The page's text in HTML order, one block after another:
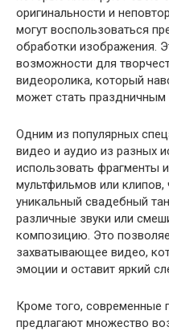
оригинальности и
могут воспользоваться
обработки изображения.
возможности для
видеоролика, который
может стать
Одним из популярных
видео и аудио из разных
использовать фрагменты
мультфильмов или
уникальный свадебный
различные звуки или
композицию. Это
захватывающее видео,
эмоции и оставит яркий
Кроме того,
предлагают множество